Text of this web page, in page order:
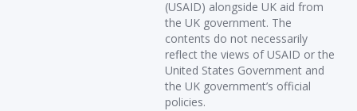
(USAID) alongside UK aid from
the UK government. The
contents do not necessarily
reflect the views of USAID or the
United States Government and
the UK government’s official
policies.